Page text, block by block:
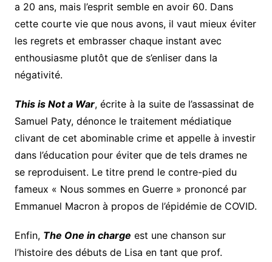
a 20 ans, mais l’esprit semble en avoir 60. Dans
cette courte vie que nous avons, il vaut mieux éviter
les regrets et embrasser chaque instant avec
enthousiasme plutôt que de s’enliser dans la
négativité.
This is Not a War, écrite à la suite de l’assassinat de
Samuel Paty, dénonce le traitement médiatique
clivant de cet abominable crime et appelle à investir
dans l’éducation pour éviter que de tels drames ne
se reproduisent. Le titre prend le contre-pied du
fameux « Nous sommes en Guerre » prononcé par
Emmanuel Macron à propos de l’épidémie de COVID.
Enfin, The One in charge est une chanson sur
l’histoire des débuts de Lisa en tant que prof.